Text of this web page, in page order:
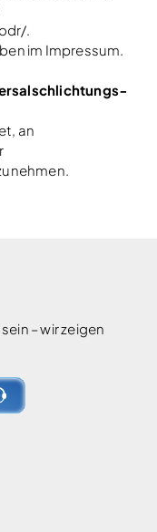
.
im Impressum.
an
– wir zeigen